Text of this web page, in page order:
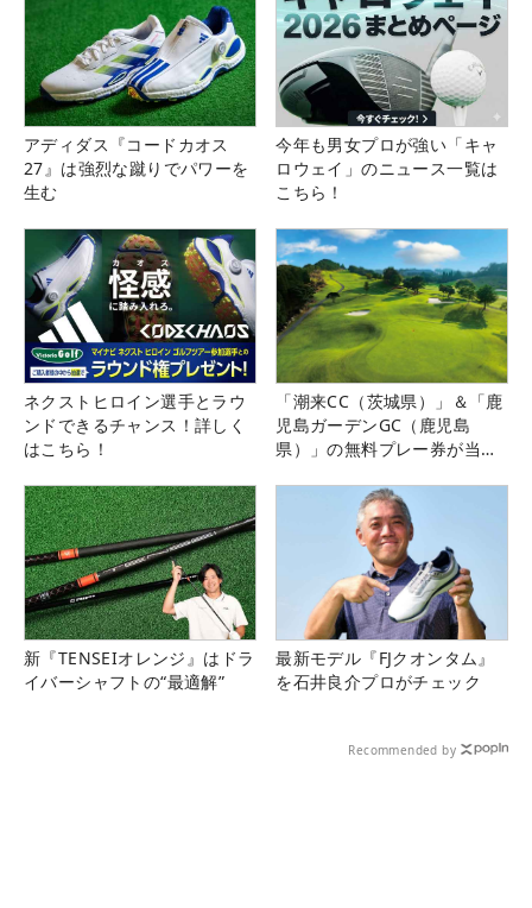
アディダス『コードカオス
27』は強烈な蹴りでパワーを
生む
今年も男女プロが強い「キャ
ロウェイ」のニュース一覧は
こちら！
ネクストヒロイン選手とラウ
ンドできるチャンス！詳しく
はこちら！
「潮来CC（茨城県）」＆「鹿
児島ガーデンGC（鹿児島
県）」の無料プレー券が当た
新『TENSEIオレンジ』はドラ
イバーシャフトの“最適解”
最新モデル『FJクオンタム』
を石井良介プロがチェック
Recommended by